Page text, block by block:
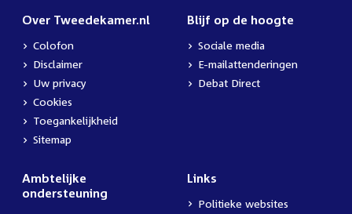
Over Tweedekamer.nl
Colofon
Disclaimer
Uw privacy
Cookies
Toegankelijkheid
Sitemap
Blijf op de hoogte
Sociale media
E-mailattenderingen
Debat Direct
Ambtelijke
ondersteuning
Links
Politieke websites